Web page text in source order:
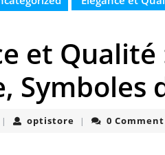
et
Symboles
06| optistore optistore
| 0 Comment